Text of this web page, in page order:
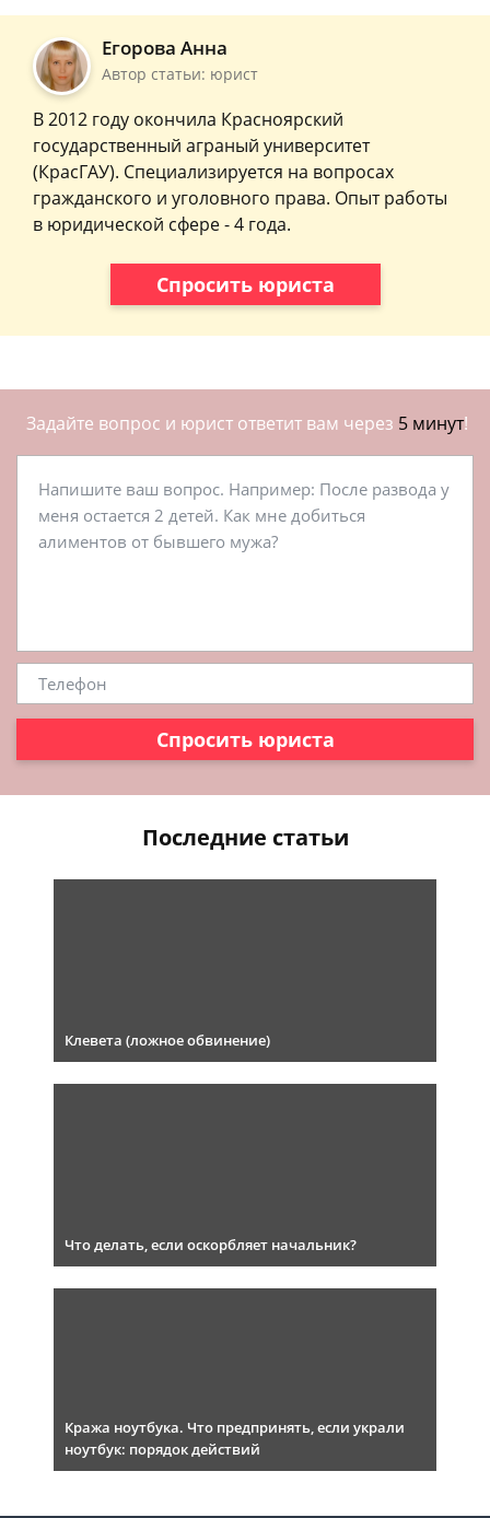
Егорова Анна
Автор статьи: юрист
В 2012 году окончила Красноярский
государственный аграный университет
(КрасГАУ). Специализируется на вопросах
гражданского и уголовного права. Опыт работы
в юридической сфере - 4 года.
Спросить юриста
Задайте вопрос и юрист ответит вам через 5 минут!
Спросить юриста
Последние статьи
Клевета (ложное обвинение)
Что делать, если оскорбляет начальник?
Кража ноутбука. Что предпринять, если украли
ноутбук: порядок действий